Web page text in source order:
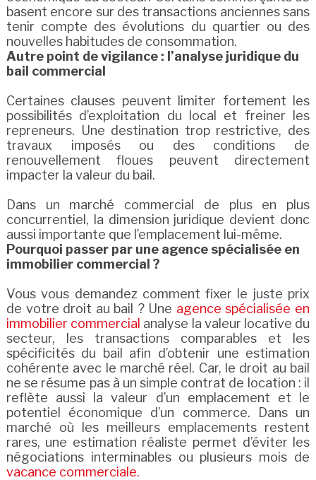
basent encore sur des transactions anciennes sans
tenir compte des évolutions du quartier ou des
nouvelles habitudes de consommation.
Autre point de vigilance : l’analyse juridique du
bail commercial
Certaines clauses peuvent limiter fortement les
possibilités d’exploitation du local et freiner les
repreneurs. Une destination trop restrictive, des
travaux imposés ou des conditions de
renouvellement floues peuvent directement
impacter la valeur du bail.
Dans un marché commercial de plus en plus
concurrentiel, la dimension juridique devient donc
aussi importante que l’emplacement lui-même.
Pourquoi passer par une agence spécialisée en
immobilier commercial ?
Vous vous demandez comment fixer le juste prix
de votre droit au bail ? Une agence spécialisée en
immobilier commercial analyse la valeur locative du
secteur, les transactions comparables et les
spécificités du bail afin d’obtenir une estimation
cohérente avec le marché réel. Car, le droit au bail
ne se résume pas à un simple contrat de location : il
reflète aussi la valeur d’un emplacement et le
potentiel économique d’un commerce. Dans un
marché où les meilleurs emplacements restent
rares, une estimation réaliste permet d’éviter les
négociations interminables ou plusieurs mois de
vacance commerciale.